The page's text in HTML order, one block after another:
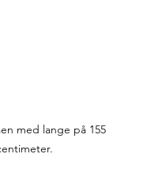
med lange på 155